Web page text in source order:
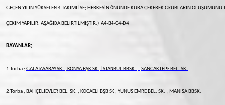
GEÇEN YILIN YÜKSELEN 4 TAKIMI İSE; HERKESİN ÖNÜNDE KURA ÇEKEREK GRUBLARIN OLUŞUMUNU
ÇEKİM YAPILIR. AŞAĞIDA BELİRTİLMİŞTİR.) A4-B4-C4-D4
BAYANLAR;
1.Torba ; GALATASARAY SK. , KONYA BŞK SK , İSTANBUL BBSK. , SANCAKTEPE BEL. SK.
2.Torba ; BAHÇELİEVLER BEL. SK. , KOCAELİ BŞB SK , YUNUS EMRE BEL. SK. , MANİSA BBSK.